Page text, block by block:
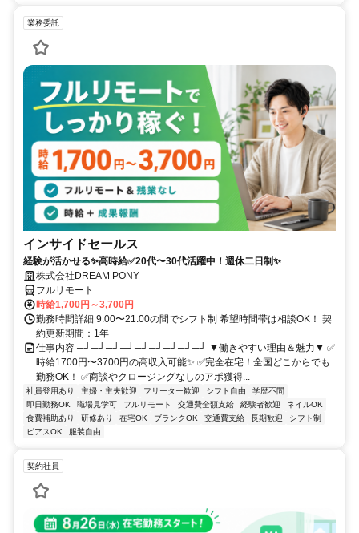
業務委託
インサイドセールス
経験が活かせる✨高時給✅20代〜30代活躍中！週休二日制✨
株式会社DREAM PONY
フルリモート
時給1,700円～3,700円
勤務時間詳細 9:00〜21:00の間でシフト制 希望時間帯は相談OK！ 契
約更新期間：1年
仕事内容 ─┘─┘─┘─┘─┘─┘─┘─┘─┘ ▼働きやすい理由＆魅力▼ ✅
時給1700円〜3700円の高収入可能✨ ✅完全在宅！全国どこからでも
勤務OK！ ✅商談やクロージングなしのアポ獲得...
社員登用あり 主婦・主夫歓迎 フリーター歓迎 シフト自由
学歴不問
即日勤務OK
職場見学可 フルリモート 交通費全額支給 経験者歓迎
ネイルOK
食費補助あり
研修あり 在宅OK ブランクOK 交通費支給 長期歓迎
シフト制
ピアスOK
服装自由
契約社員